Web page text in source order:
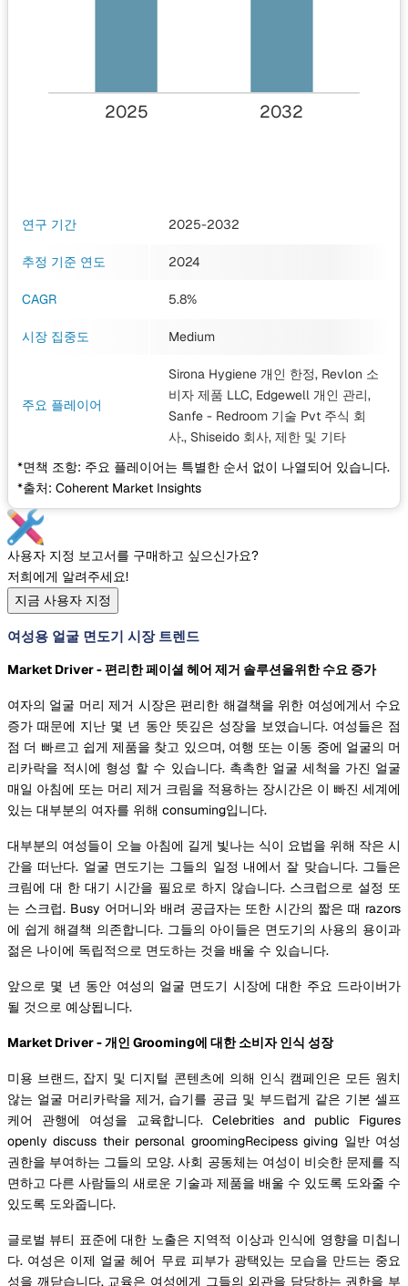
2025 2032
연구 기간 2025-2032
추정 기준 연도 2024
CAGR 5.8%
시장 집중도 Medium
주요 플레이어
Sirona Hygiene 개인 한정, Revlon 소
비자 제품 LLC, Edgewell 개인 관리,
Sanfe - Redroom 기술 Pvt 주식 회
사., Shiseido 회사, 제한 및 기타
*면책 조항: 주요 플레이어는 특별한 순서 없이 나열되어 있습니다.
*출처: Coherent Market Insights
사용자 지정 보고서를 구매하고 싶으신가요?
저희에게 알려주세요!
지금 사용자 지정
여성용 얼굴 면도기 시장 트렌드
Market Driver - 편리한 페이셜 헤어 제거 솔루션을위한 수요 증가
여자의 얼굴 머리 제거 시장은 편리한 해결책을 위한 여성에게서 수요
증가 때문에 지난 몇 년 동안 뜻깊은 성장을 보였습니다. 여성들은 점
점 더 빠르고 쉽게 제품을 찾고 있으며, 여행 또는 이동 중에 얼굴의 머
리카락을 적시에 형성 할 수 있습니다. 촉촉한 얼굴 세척을 가진 얼굴
매일 아침에 또는 머리 제거 크림을 적용하는 장시간은 이 빠진 세계에
있는 대부분의 여자를 위해 consuming입니다.
대부분의 여성들이 오늘 아침에 길게 빛나는 식이 요법을 위해 작은 시
간을 떠난다. 얼굴 면도기는 그들의 일정 내에서 잘 맞습니다. 그들은
크림에 대 한 대기 시간을 필요로 하지 않습니다. 스크럽으로 설정 또
는 스크럽. Busy 어머니와 배려 공급자는 또한 시간의 짧은 때 razors
에 쉽게 해결책 의존합니다. 그들의 아이들은 면도기의 사용의 용이과
젊은 나이에 독립적으로 면도하는 것을 배울 수 있습니다.
앞으로 몇 년 동안 여성의 얼굴 면도기 시장에 대한 주요 드라이버가
될 것으로 예상됩니다.
Market Driver - 개인 Grooming에 대한 소비자 인식 성장
미용 브랜드, 잡지 및 디지털 콘텐츠에 의해 인식 캠페인은 모든 원치
않는 얼굴 머리카락을 제거, 습기를 공급 및 부드럽게 같은 기본 셀프
케어 관행에 여성을 교육합니다. Celebrities and public Figures
openly discuss their personal groomingRecipess giving 일반 여성
권한을 부여하는 그들의 모양. 사회 공동체는 여성이 비슷한 문제를 직
면하고 다른 사람들의 새로운 기술과 제품을 배울 수 있도록 도와줄 수
있도록 도와줍니다.
글로벌 뷰티 표준에 대한 노출은 지역적 이상과 인식에 영향을 미칩니
다. 여성은 이제 얼굴 헤어 무료 피부가 광택있는 모습을 만드는 중요
성을 깨닫습니다. 교육은 여성에게 그들의 외관을 담당하는 권한을 부